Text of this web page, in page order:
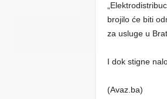
brojilo će biti
za usluge u
I dok stigne
(Avaz.ba)